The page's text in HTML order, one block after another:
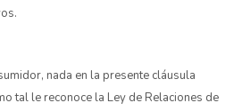
nada en la presente cláusula
tal le reconoce la Ley de Relaciones de